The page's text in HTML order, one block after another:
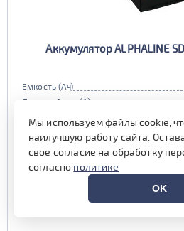
Аккумулятор ALPHALINE
Емкость (Ач)
Пусковой ток (А)
Гарантия (мес)
i Цена:
Мы используем файлы cookie,
наилучшую работу сайта.
свое согласие на обработку
согласно политике
OK